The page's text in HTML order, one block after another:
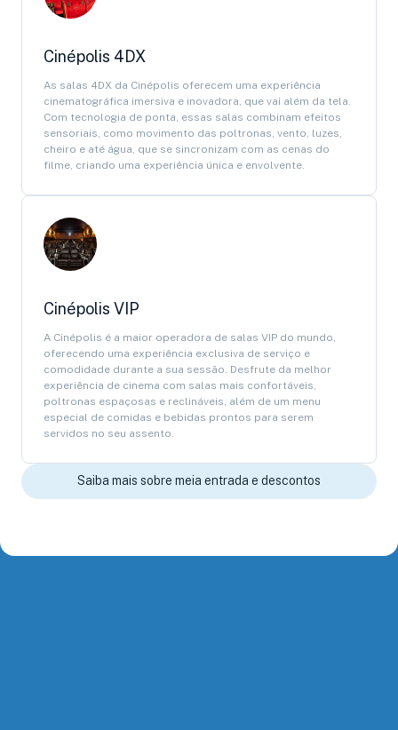
Cinépolis 4DX
As salas 4DX da Cinépolis oferecem uma experiência
cinematográfica imersiva e inovadora, que vai além da tela.
Com tecnologia de ponta, essas salas combinam efeitos
sensoriais, como movimento das poltronas, vento, luzes,
cheiro e até água, que se sincronizam com as cenas do
filme, criando uma experiência única e envolvente.
Cinépolis VIP
A Cinépolis é a maior operadora de salas VIP do mundo,
oferecendo uma experiência exclusiva de serviço e
comodidade durante a sua sessão. Desfrute da melhor
experiência de cinema com salas mais confortáveis,
poltronas espaçosas e reclináveis, além de um menu
especial de comidas e bebidas prontos para serem
servidos no seu assento.
Saiba mais sobre meia entrada e descontos